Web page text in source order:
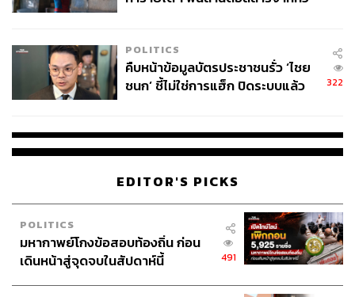
POLITICS
คืบหน้าข้อมูลบัตรประชาชนรั่ว ‘ไชย
ชนก’ ชี้ไม่ใช่การแฮ็ก ปิดระบบแล้ว
322
EDITOR'S PICKS
POLITICS
มหากาพย์โกงข้อสอบท้องถิ่น ก่อน
เดินหน้าสู่จุดจบในสัปดาห์นี้
491